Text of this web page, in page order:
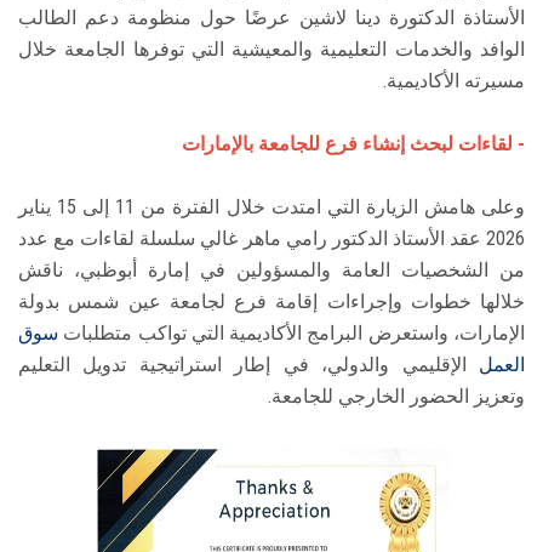
الأستاذة الدكتورة دينا لاشين عرضًا حول منظومة دعم الطالب
الوافد والخدمات التعليمية والمعيشية التي توفرها الجامعة خلال
مسيرته الأكاديمية.
- لقاءات لبحث إنشاء فرع للجامعة بالإمارات
وعلى هامش الزيارة التي امتدت خلال الفترة من 11 إلى 15 يناير
2026 عقد الأستاذ الدكتور رامي ماهر غالي سلسلة لقاءات مع عدد
من الشخصيات العامة والمسؤولين في إمارة أبوظبي، ناقش
خلالها خطوات وإجراءات إقامة فرع لجامعة عين شمس بدولة
الإمارات، واستعرض البرامج الأكاديمية التي تواكب متطلبات سوق
العمل الإقليمي والدولي، في إطار استراتيجية تدويل التعليم
وتعزيز الحضور الخارجي للجامعة.